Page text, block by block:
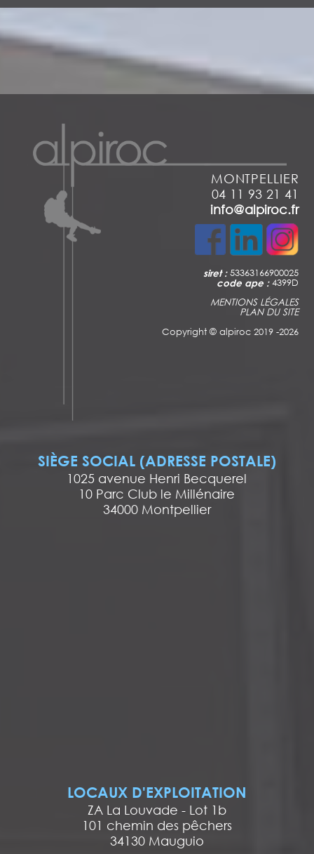
MONTPELLIER
04 11 93 21 41
info@alpiroc.fr
siret :53363166900025
code ape :4399D
MENTIONS LÉGALES
PLAN DU SITE
Copyright ©alpiroc 2019 -2026
SIÈGE SOCIAL (ADRESSE POSTALE)
1025 avenue Henri Becquerel
10 Parc Club le Millénaire
34000 Montpellier
LOCAUX D'EXPLOITATION
ZA La Louvade - Lot 1b
101 chemin des pêchers
34130 Mauguio